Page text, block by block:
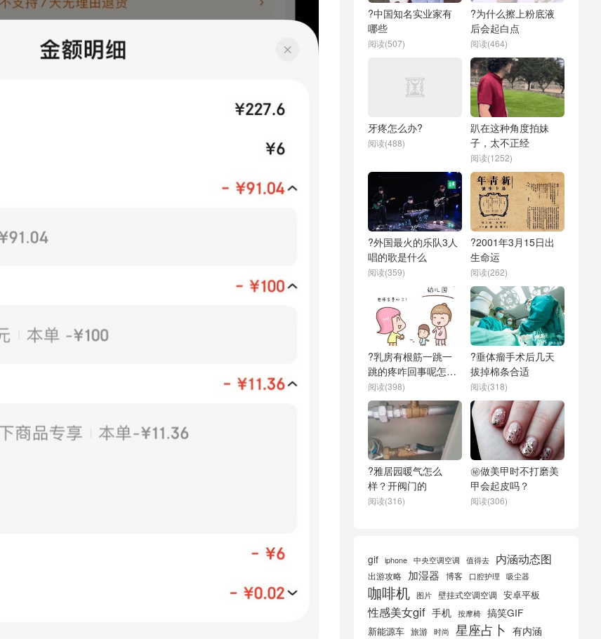
?中国知名实业家有
哪些
阅读(507)
?为什么擦上粉底液
后会起白点
阅读(464)
牙疼怎么办?
阅读(488)
趴在这种角度拍妹
子，太不正经
阅读(1252)
?外国最火的乐队3人
唱的歌是什么
阅读(359)
?2001年3月15日出
生命运
阅读(262)
?乳房有根筋一跳一
跳的疼咋回事呢怎么
办
阅读(398)
?垂体瘤手术后几天
拔掉棉条合适
阅读(318)
?雅居园暖气怎么
样？开阀门的
阅读(316)
㊙️做美甲时不打磨美
甲会起皮吗？
阅读(306)
gif iphone 中央空调空调 值得去 内涵动态图
出游攻略 加湿器 博客 口腔护理 吸尘器
咖啡机 图片 壁挂式空调空调 安卓平板
性感美女gif 手机 按摩椅 搞笑GIF
新能源车 旅游 时尚 星座占卜 有内涵